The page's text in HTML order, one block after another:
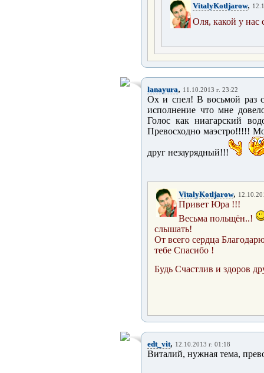
VitalyKotljarow,
Оля, какой у нас
lanayura, 11.10.2013 г. 23:22
Ох и спел! В восьмой раз
исполнение что мне
Голос как ниагарский
Превосходно маэстро!!!!!
друг незаурядный!!!
VitalyKotljarow,
Привет Юра !!!
Весьма польщён..!
слышать!
От всего сердца
тебе Спасибо !
Будь Счастлив и здоров
edt_vit, 12.10.2013 г. 01:18
Виталий, нужная тема,